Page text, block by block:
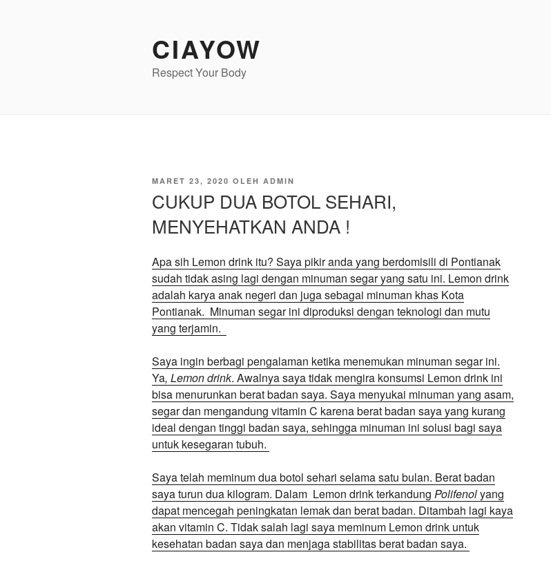
CIAYOW
Respect Your Body
DIPOSKAN
MARET 23, 2020 OLEH ADMIN
CUKUP DUA BOTOL SEHARI,
MENYEHATKAN ANDA !
Apa sih Lemon drink itu? Saya pikir anda yang berdomisili di Pontianak
sudah tidak asing lagi dengan minuman segar yang satu ini. Lemon drink
adalah karya anak negeri dan juga sebagai minuman khas Kota
Pontianak. Minuman segar ini diproduksi dengan teknologi dan mutu
yang terjamin.
Saya ingin berbagi pengalaman ketika menemukan minuman segar ini.
Ya, Lemon drink. Awalnya saya tidak mengira konsumsi Lemon drink ini
bisa menurunkan berat badan saya. Saya menyukai minuman yang asam,
segar dan mengandung vitamin C karena berat badan saya yang kurang
ideal dengan tinggi badan saya, sehingga minuman ini solusi bagi saya
untuk kesegaran tubuh.
Saya telah meminum dua botol sehari selama satu bulan. Berat badan
saya turun dua kilogram. Dalam Lemon drink terkandung Polifenolyang
dapat mencegah peningkatan lemak dan berat badan. Ditambah lagi kaya
akan vitamin C. Tidak salah lagi saya meminum Lemon drink untuk
kesehatan badan saya dan menjaga stabilitas berat badan saya.